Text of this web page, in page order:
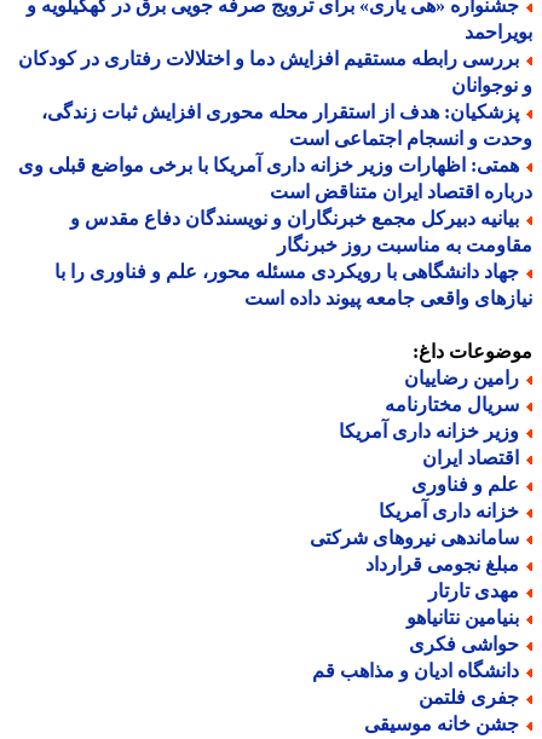
«هی یاری» برای ترویج صرفه جویی برق در کهگیلویه و
رابطه مستقیم افزایش دما و اختلالات رفتاری در کودکان
هدف از استقرار محله محوری افزایش ثبات زندگی،
و انسجام اجتماعی است
اظهارات وزیر خزانه داری آمریکا با برخی مواضع قبلی وی
اقتصاد ایران متناقض است
دبیرکل مجمع خبرنگاران و نویسندگان دفاع مقدس و
به مناسبت روز خبرنگار
دانشگاهی با رویکردی مسئله محور، علم و فناوری را با
واقعی جامعه پیوند داده است
داغ:
رضاییان
مختارنامه
خزانه داری آمریکا
ایران
و فناوری
داری آمریکا
نیروهای شرکتی
نجومی قرارداد
تارتار
نتانیاهو
فکری
ادیان و مذاهب قم
فلتمن
خانه موسیقی